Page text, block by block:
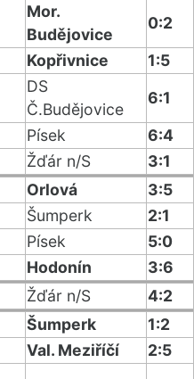
Mor.
Budějovice
0:2
Kopřivnice
1:5
DS
Č.Budějovice
6:1
Písek
6:4
Žďár n/S
3:1
Orlová
3:5
Šumperk
2:1
Písek
5:0
Hodonín
3:6
Žďár n/S
4:2
Šumperk
1:2
Val. Meziříčí
2:5